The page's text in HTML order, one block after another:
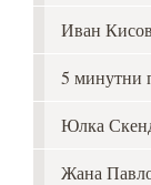
Иван
5 минутни
Юлка
Жана